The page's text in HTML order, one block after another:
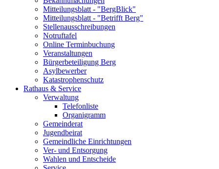
Mitteilungsblatt - "BergBlick"
Mitteilungsblatt - "Betrifft Berg"
Stellenausschreibungen
Notruftafel
Online Terminbuchung
Veranstaltungen
Bürgerbeteiligung Berg
Asylbewerber
Katastrophenschutz
Rathaus & Service
Verwaltung
Telefonliste
Organigramm
Gemeinderat
Jugendbeirat
Gemeindliche Einrichtungen
Ver- und Entsorgung
Wahlen und Entscheide